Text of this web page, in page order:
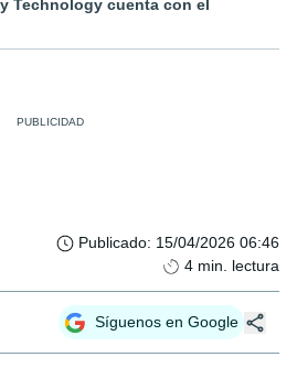
Technology cuenta con el
Publicado: 15/04/2026 06:46
4 min. lectura
Síguenos en Google